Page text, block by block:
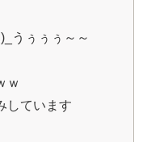
うぅぅぅ～～
ｗ
しています